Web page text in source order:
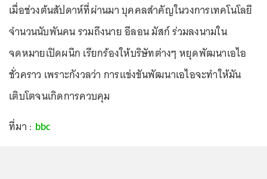
เมื่อช่วงต้นสัปดาห์ที่ผ่านมา บุคคลสำคัญในวงการเทคโนโลยี
จำนวนนับพันคน รวมถึงนาย อีลอน มัสก์ ร่วมลงนามใน
จดหมายเปิดผนึก เรียกร้องให้บริษัทต่างๆ หยุดพัฒนาเอไอ
ชั่วคราว เพราะกังวลว่า การแข่งขันพัฒนาเอไอจะทำให้มัน
เติบโตจนเกิดการควบคุม
ที่มา : bbc